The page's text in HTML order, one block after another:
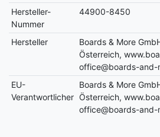
Hersteller-
Nummer
44900-8450
Hersteller
Boards & More
Österreich,
office@boards-and-
EU-
Verantwortlicher
Boards & More
Österreich,
office@boards-and-